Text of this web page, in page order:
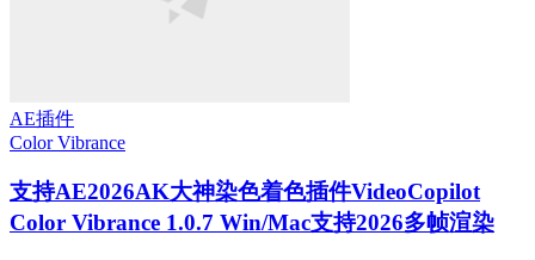
AE插件
Color Vibrance
支持AE2026AK大神染色着色插件VideoCopilot
Color Vibrance 1.0.7 Win/Mac支持2026多帧渲染